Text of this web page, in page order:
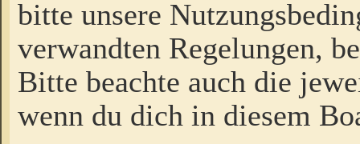
bitte unsere
verwandten Regelungen,
Bitte beachte auch die
wenn du dich in diesem